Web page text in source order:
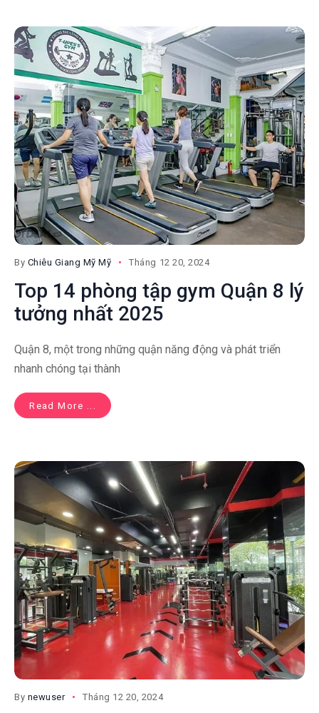
By Chiêu Giang Mỹ Mỹ Tháng 12 20, 2024
Top 14 phòng tập gym Quận 8 lý
tưởng nhất 2025
Quận 8, một trong những quận năng động và phát triển
nhanh chóng tại thành
Read More ...
By newuser Tháng 12 20, 2024